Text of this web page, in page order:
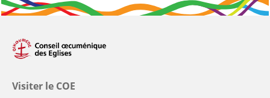
Visiter le COE